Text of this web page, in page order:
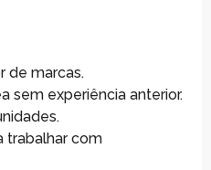
de marcas.
sem experiência anterior.
trabalhar com